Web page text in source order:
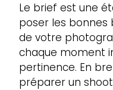
Le brief est une
poser les bonnes
de votre
chaque moment
pertinence. En
préparer un